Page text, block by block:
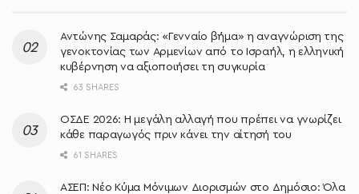
Αντώνης Σαμαράς: «Γενναίο βήμα» η αναγνώριση της
γενοκτονίας των Αρμενίων από το Ισραήλ, η ελληνική
κυβέρνηση να αξιοποιήσει τη συγκυρία
63 SHARES
ΟΣΔΕ 2026: Η μεγάλη αλλαγή που πρέπει να γνωρίζει
κάθε παραγωγός πριν κάνει την αίτησή του
61 SHARES
ΑΣΕΠ: Νέο Κύμα Μόνιμων Διορισμών στο Δημόσιο: Όλα